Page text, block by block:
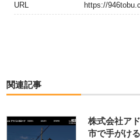
URL https://
関連記事
株式会社ア
市で手がけ